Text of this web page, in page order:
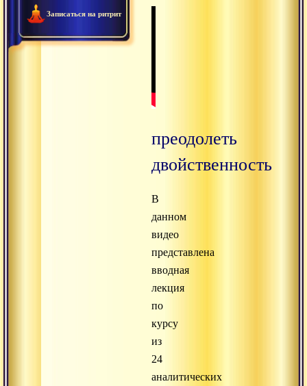
Записаться на ритрит
преодолеть
двойственность
В
данном
видео
представлена
вводная
лекция
по
курсу
из
24
аналитических